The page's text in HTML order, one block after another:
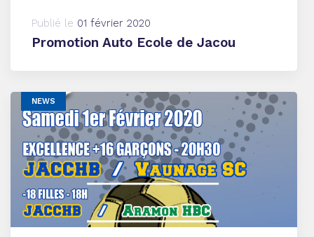
Publié le 01 février 2020
Promotion Auto Ecole de Jacou
NEWS